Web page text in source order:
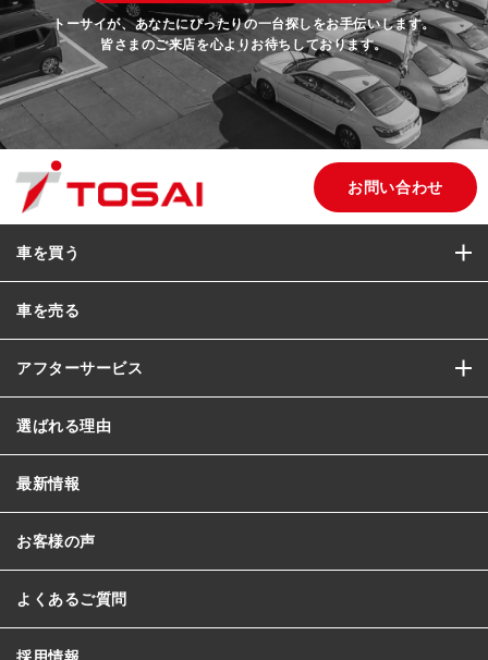
トーサイが、あなたにぴったりの一台探しをお手伝いします。
皆さまのご来店を心よりお待ちしております。
お問い合わせ
車を買う
車を売る
アフターサービス
選ばれる理由
最新情報
お客様の声
よくあるご質問